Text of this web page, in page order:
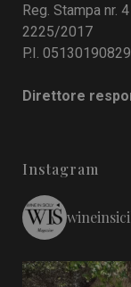
Reg. Stampa nr.
2225/2017
P.I. 05130190829
Direttore
Instagram